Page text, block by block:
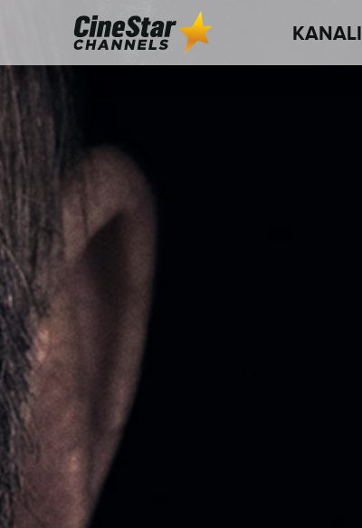
KANALI